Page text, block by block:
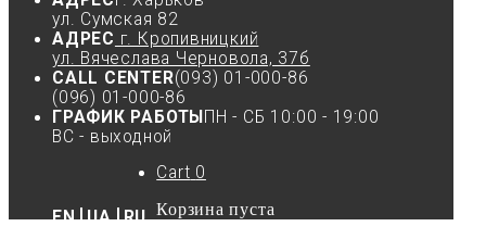
ул. Сумская 82
АДРЕС г. Кропивницкий
ул. Вячеслава Черновола, 37б
CALL CENTER(093) 01-000-86
(096) 01-000-86
ГРАФИК РАБОТЫ ПН - СБ 10:00 - 19:00
ВС - выходной
EN UA RU
Cart 0
Корзина пуста